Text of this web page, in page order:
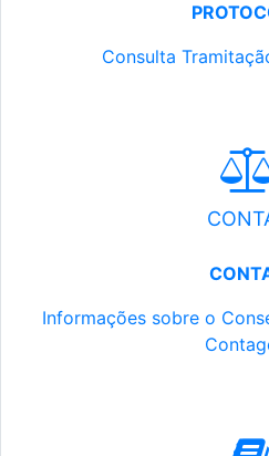
Consulta
Informações sobre o